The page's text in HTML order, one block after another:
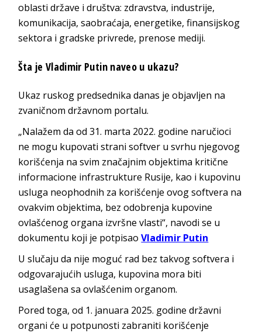
oblasti države i društva: zdravstva, industrije,
komunikacija, saobraćaja, energetike, finansijskog
sektora i gradske privrede, prenose mediji.
Šta je Vladimir Putin naveo u ukazu?
Ukaz ruskog predsednika danas je objavljen na
zvaničnom državnom portalu.
„Nalažem da od 31. marta 2022. godine naručioci
ne mogu kupovati strani softver u svrhu njegovog
korišćenja na svim značajnim objektima kritične
informacione infrastrukture Rusije, kao i kupovinu
usluga neophodnih za korišćenje ovog softvera na
ovakvim objektima, bez odobrenja kupovine
ovlašćenog organa izvršne vlasti“, navodi se u
dokumentu koji je potpisaoVladimir Putin
U slučaju da nije moguć rad bez takvog softvera i
odgovarajućih usluga, kupovina mora biti
usaglašena sa ovlašćenim organom.
Pored toga, od 1. januara 2025. godine državni
organi će u potpunosti zabraniti korišćenje